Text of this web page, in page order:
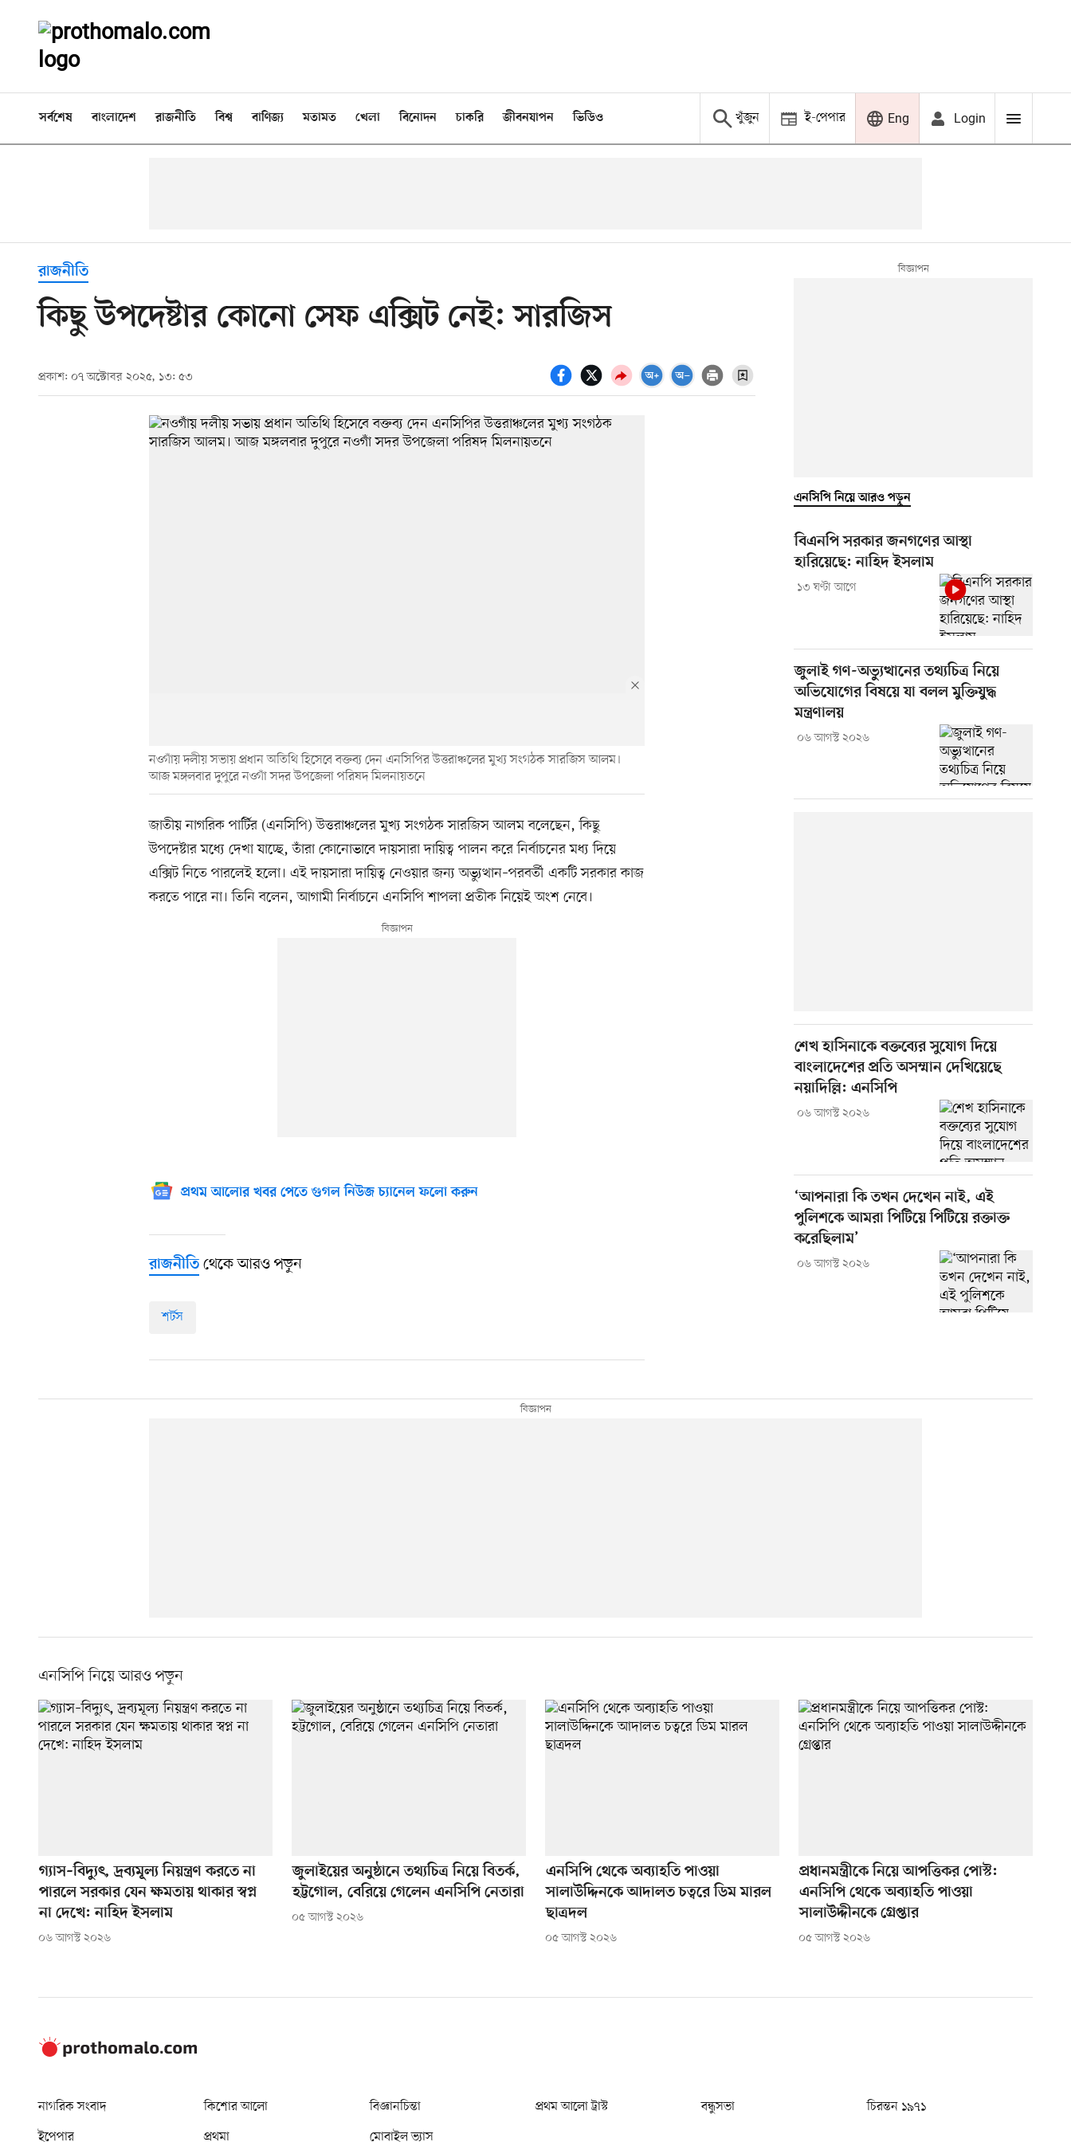
সর্বশেষ বাংলাদেশ রাজনীতি বিশ্ব বাণিজ্য মতামত খেলা বিনোদন চাকরি জীবনযাপন ভিডিও খুঁজুন ই-পেপার Eng Login
রাজনীতি
কিছু উপদেষ্টার কোনো সেফ এক্সিট নেই: সারজিস
প্রকাশ: ০৭ অক্টোবর ২০২৫, ১৩: ৫৩
নওগাঁয় দলীয় সভায় প্রধান অতিথি হিসেবে বক্তব্য দেন এনসিপির উত্তরাঞ্চলের মুখ্য সংগঠক সারজিস আলম।
আজ মঙ্গলবার দুপুরে নওগাঁ সদর উপজেলা পরিষদ মিলনায়তনে
জাতীয় নাগরিক পার্টির (এনসিপি) উত্তরাঞ্চলের মুখ্য সংগঠক সারজিস আলম বলেছেন, কিছু
উপদেষ্টার মধ্যে দেখা যাচ্ছে, তাঁরা কোনোভাবে দায়সারা দায়িত্ব পালন করে নির্বাচনের মধ্য দিয়ে
এক্সিট নিতে পারলেই হলো। এই দায়সারা দায়িত্ব নেওয়ার জন্য অভ্যুত্থান–পরবর্তী একটি সরকার কাজ
করতে পারে না। তিনি বলেন, আগামী নির্বাচনে এনসিপি শাপলা প্রতীক নিয়েই অংশ নেবে।
প্রথম আলোর খবর পেতে গুগল নিউজ চ্যানেল ফলো করুন
রাজনীতি থেকে আরও পড়ুন
শর্টস
এনসিপি নিয়ে আরও পড়ুন
বিএনপি সরকার জনগণের আস্থা
হারিয়েছে: নাহিদ ইসলাম
১৩ ঘণ্টা আগে
জুলাই গণ-অভ্যুত্থানের তথ্যচিত্র নিয়ে
অভিযোগের বিষয়ে যা বলল মুক্তিযুদ্ধ
মন্ত্রণালয়
০৬ আগস্ট ২০২৬
শেখ হাসিনাকে বক্তব্যের সুযোগ দিয়ে
বাংলাদেশের প্রতি অসম্মান দেখিয়েছে
নয়াদিল্লি: এনসিপি
০৬ আগস্ট ২০২৬
‘আপনারা কি তখন দেখেন নাই, এই
পুলিশকে আমরা পিটিয়ে পিটিয়ে রক্তাক্ত
করেছিলাম’
০৬ আগস্ট ২০২৬
এনসিপি নিয়ে আরও পড়ুন
গ্যাস–বিদ্যুৎ, দ্রব্যমূল্য নিয়ন্ত্রণ করতে না
পারলে সরকার যেন ক্ষমতায় থাকার স্বপ্ন
না দেখে: নাহিদ ইসলাম
০৬ আগস্ট ২০২৬
জুলাইয়ের অনুষ্ঠানে তথ্যচিত্র নিয়ে বিতর্ক,
হট্টগোল, বেরিয়ে গেলেন এনসিপি নেতারা
০৫ আগস্ট ২০২৬
এনসিপি থেকে অব্যাহতি পাওয়া
সালাউদ্দিনকে আদালত চত্বরে ডিম মারল
ছাত্রদল
০৫ আগস্ট ২০২৬
প্রধানমন্ত্রীকে নিয়ে আপত্তিকর পোস্ট:
এনসিপি থেকে অব্যাহতি পাওয়া
সালাউদ্দীনকে গ্রেপ্তার
০৫ আগস্ট ২০২৬
নাগরিক সংবাদ কিশোর আলো বিজ্ঞানচিন্তা প্রথম আলো ট্রাস্ট বন্ধুসভা
চিরন্তন ১৯৭১
ইপেপার
প্রথমা মোবাইল ভ্যাস